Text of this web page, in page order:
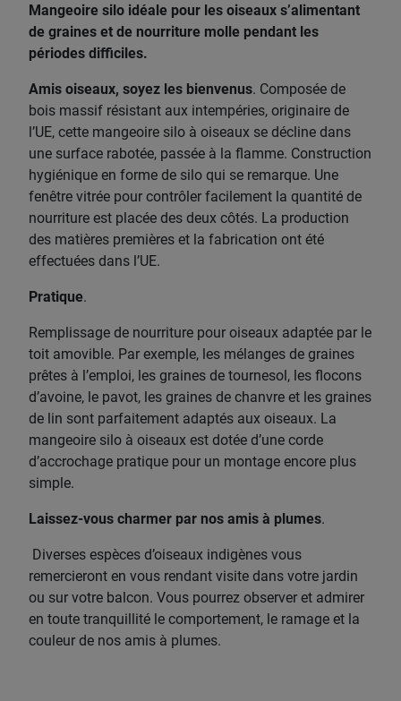
Mangeoire silo idéale pour les oiseaux s’alimentant
de graines et de nourriture molle pendant les
périodes difficiles.
Amis oiseaux, soyez les bienvenus. Composée de
bois massif résistant aux intempéries, originaire de
l’UE, cette mangeoire silo à oiseaux se décline dans
une surface rabotée, passée à la flamme. Construction
hygiénique en forme de silo qui se remarque. Une
fenêtre vitrée pour contrôler facilement la quantité de
nourriture est placée des deux côtés. La production
des matières premières et la fabrication ont été
effectuées dans l’UE.
Pratique.
Remplissage de nourriture pour oiseaux adaptée par le
toit amovible. Par exemple, les mélanges de graines
prêtes à l’emploi, les graines de tournesol, les flocons
d’avoine, le pavot, les graines de chanvre et les graines
de lin sont parfaitement adaptés aux oiseaux. La
mangeoire silo à oiseaux est dotée d’une corde
d’accrochage pratique pour un montage encore plus
simple.
Laissez-vous charmer par nos amis à plumes.
Diverses espèces d’oiseaux indigènes vous
remercieront en vous rendant visite dans votre jardin
ou sur votre balcon. Vous pourrez observer et admirer
en toute tranquillité le comportement, le ramage et la
couleur de nos amis à plumes.